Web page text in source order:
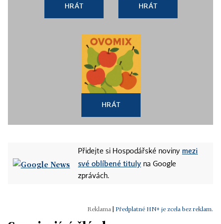
HRÁT HRÁT
HRÁT
Přidejte si Hospodářské noviny mezi
své oblíbené tituly na Google
zprávách.
Předplatné HN+ je zcela bez reklam.